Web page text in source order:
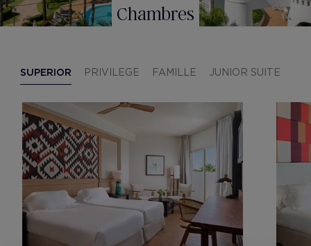
Chambres
SUPERIOR PRIVILEGE FAMILLE JUNIOR SUITE